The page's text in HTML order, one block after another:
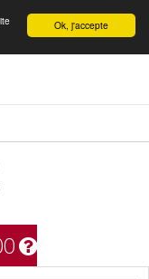
English Ok, j'accepte